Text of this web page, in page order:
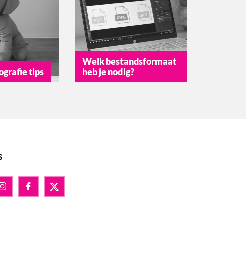
tips
Welk bestandsformaat
heb je nodig?